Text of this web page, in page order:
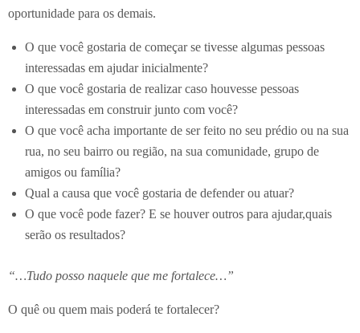
oportunidade para os demais.
O que você gostaria de começar se tivesse algumas pessoas
interessadas em ajudar inicialmente?
O que você gostaria de realizar caso houvesse pessoas
interessadas em construir junto com você?
O que você acha importante de ser feito no seu prédio ou na sua
rua, no seu bairro ou região, na sua comunidade, grupo de
amigos ou família?
Qual a causa que você gostaria de defender ou atuar?
O que você pode fazer? E se houver outros para ajudar,quais
serão os resultados?
“…Tudo posso naquele que me fortalece…”
O quê ou quem mais poderá te fortalecer?